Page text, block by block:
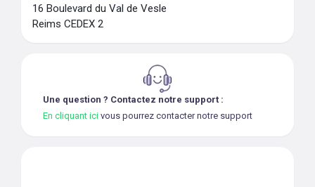
16 Boulevard du Val de Vesle
Reims CEDEX 2
Une question ? Contactez notre support :
En cliquant ici vous pourrez contacter notre support